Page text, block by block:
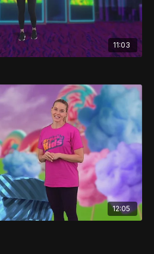
11:03
12:05